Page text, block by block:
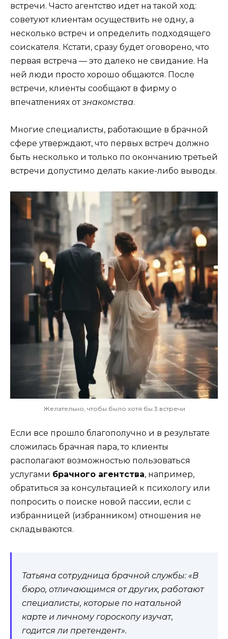
встречи. Часто агентство идет на такой ход:
советуют клиентам осуществить не одну, а
несколько встреч и определить подходящего
соискателя. Кстати, сразу будет оговорено, что
первая встреча — это далеко не свидание. На
ней люди просто хорошо общаются. После
встречи, клиенты сообщают в фирму о
впечатлениях отзнакомства.
Многие специалисты, работающие в брачной
сфере утверждают, что первых встреч должно
быть несколько и только по окончанию третьей
встречи допустимо делать какие-либо выводы.
Желательно, чтобы было хотя бы 3 встречи
Если все прошло благополучно и в результате
сложилась брачная пара, то клиенты
располагают возможностью пользоваться
услугами брачного агентства, например,
обратиться за консультацией к психологу или
попросить о поиске новой пассии, если с
избранницей (избранником) отношения не
складываются.
Татьяна сотрудница брачной службы: «В
бюро, отличающимся от других, работают
специалисты, которые по натальной
карте и личному гороскопу изучат,
годится ли претендент».